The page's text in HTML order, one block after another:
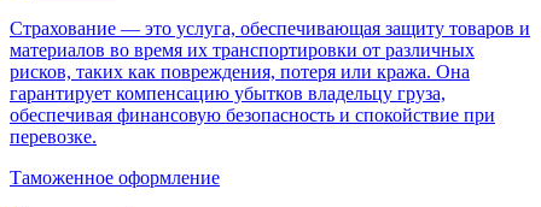
Страхование — это услуга, обеспечивающая защиту товаров и
материалов во время их транспортировки от различных
рисков, таких как повреждения, потеря или кража. Она
гарантирует компенсацию убытков владельцу груза,
обеспечивая финансовую безопасность и спокойствие при
перевозке.
Таможенное оформление